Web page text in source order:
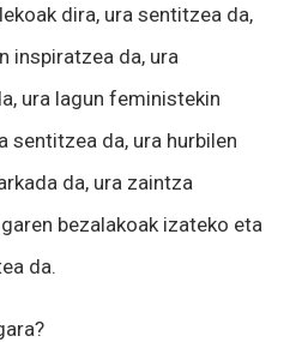
dira, ura sentitzea da,
inspiratzea da, ura
ura lagun feministekin
sentitzea da, ura hurbilen
da, ura zaintza
bezalakoak izateko eta
da.